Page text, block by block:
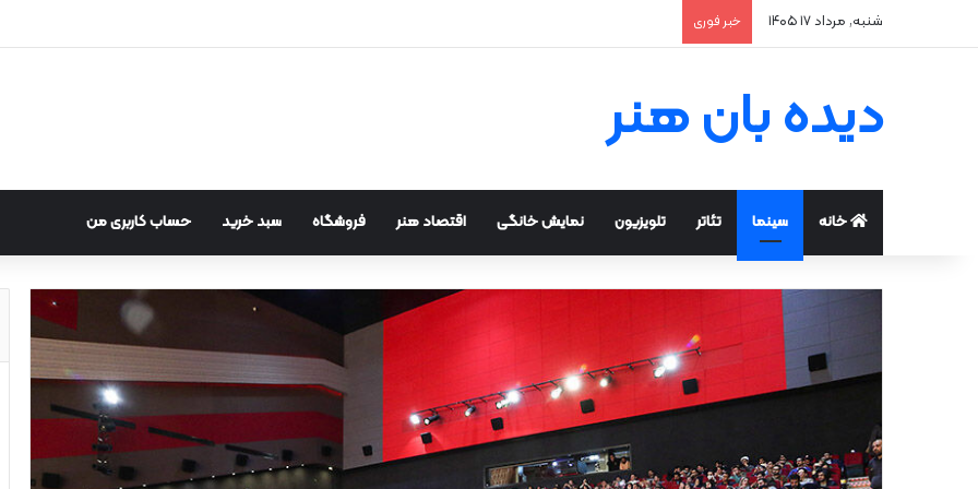
شنبه, مرداد ۱۷ ۱۴۰۵ خبر فوری
دیده بان هنر
خانه سینما تئاتر تلویزیون نمایش خانگی اقتصاد هنر فروشگاه سبد خرید حساب کاربری من